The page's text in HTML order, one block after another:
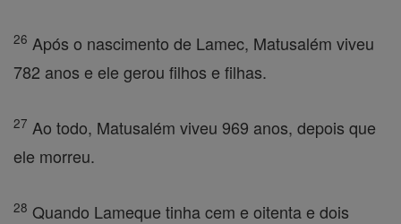
26 Após o nascimento de Lamec, Matusalém viveu
782 anos e ele gerou filhos e filhas.
27 Ao todo, Matusalém viveu 969 anos, depois que
ele morreu.
28 Quando Lameque tinha cem e oitenta e dois